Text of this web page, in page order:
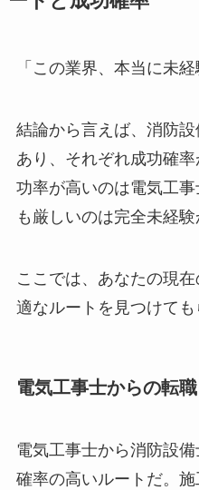
「この業界、本当に未
結論から言えば、消防
あり、それぞれ成功確
功率が高いのは電気工
も厳しいのは完全未経験
ここでは、あなたの現
適なルートを見つけても
電気工事士からの転職
電気工事士から消防設
確率の高いルートだ。